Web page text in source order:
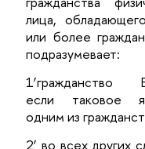
лица,
или более
подразумевает:
1’гражданство
если таковое
одним из
2’ во всех других